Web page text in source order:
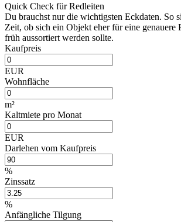
Quick Check für Redleiten
Du brauchst nur die wichtigsten Eckdaten. So
Zeit, ob sich ein Objekt eher für eine genauere
früh aussortiert werden sollte.
Kaufpreis
EUR
Wohnfläche
m²
Kaltmiete pro Monat
EUR
Darlehen vom Kaufpreis
%
Zinssatz
%
Anfängliche Tilgung